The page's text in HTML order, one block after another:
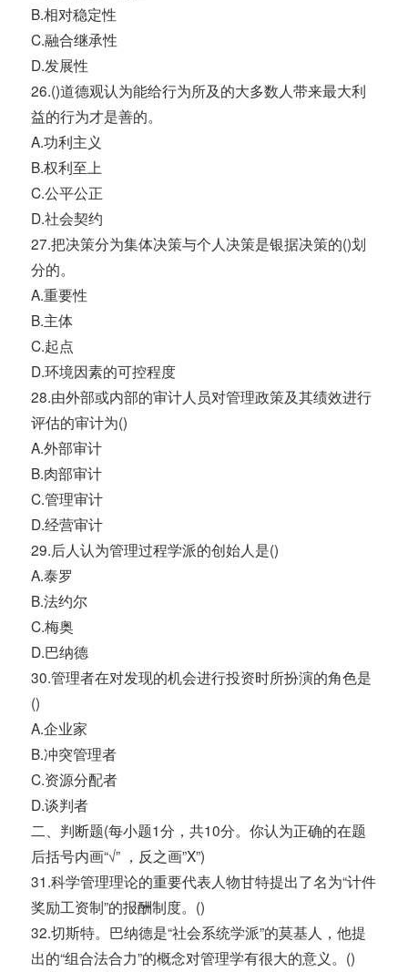
B.相对稳定性
C.融合继承性
D.发展性
26.()道德观认为能给行为所及的大多数人带来最大利
益的行为才是善的。
A.功利主义
B.权利至上
C.公平公正
D.社会契约
27.把决策分为集体决策与个人决策是银据决策的()划
分的。
A.重要性
B.主体
C.起点
D.环境因素的可控程度
28.由外部或内部的审计人员对管理政策及其绩效进行
评估的审计为()
A.外部审计
B.肉部审计
C.管理审计
D.经营审计
29.后人认为管理过程学派的创始人是()
A.泰罗
B.法约尔
C.梅奥
D.巴纳德
30.管理者在对发现的机会进行投资时所扮演的角色是
()
A.企业家
B.冲突管理者
C.资源分配者
D.谈判者
二、判断题(每小题1分，共10分。你认为正确的在题
后括号内画“√” ，反之画”X”)
31.科学管理理论的重要代表人物甘特提出了名为“计件
奖励工资制”的报酬制度。()
32.切斯特。巴纳德是“社会系统学派”的莫基人，他提
出的“组合法合力”的概念对管理学有很大的意义。()